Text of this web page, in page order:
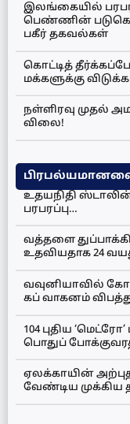
இலங்கையில்
பெண்ணின்
பகீர் தகவல்கள்
கொட்டித்
மக்களுக்கு
நள்ளிரவு முதல்
விலை!
உதயநிதி
பரபரப்பு…
வத்தளை
உதவியதாக 24
வவுனியாவில்
கப் வாகனம்
104 புதிய
பொதுப்
ஏலக்காயின்
வேண்டிய